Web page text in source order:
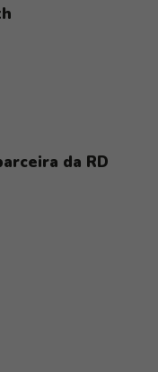
da RD